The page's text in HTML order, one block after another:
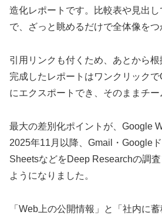
造化レポートです。比較表や見出
で、ざっと眺めるだけで全体像をつ
引用リンクも付くため、あとから根
完成したレポートはワンクリック
にエクスポートでき、そのままチー
最大の差別化ポイントが、Google
2025年11月以降、Gmail・Google
SheetsなどをDeep Researchの調
ようになりました。
「Web上の公開情報」と「社内に